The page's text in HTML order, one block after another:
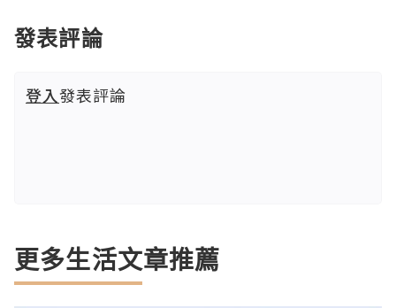
發表評論
登入發表評論
更多生活文章推薦